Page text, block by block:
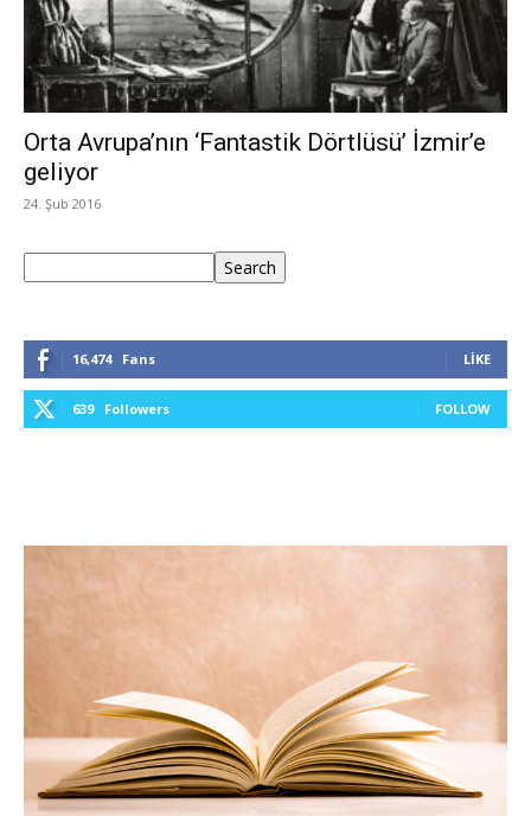
Orta Avrupa’nın ‘Fantastik Dörtlüsü’ İzmir’e
geliyor
24. Şub 2016
Search
16,474 Fans LIKE
639 Followers FOLLOW